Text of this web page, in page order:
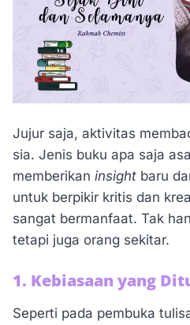
Jujur saja, aktivitas
sia. Jenis buku apa saja
memberikan insight baru
untuk berpikir kritis dan
sangat bermanfaat. Tak
tetapi juga orang sekitar.
1. Kebiasaan yang
Seperti pada pembuka